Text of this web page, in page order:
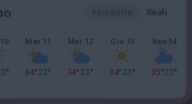
Reali
Mar 11
34°23°
Mer 12
34°23°
Gio 13
34°23°
Ven 14
35°23°